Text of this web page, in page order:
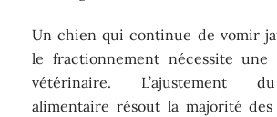
Un chien qui continue de vomir
le fractionnement nécessite une
vétérinaire. L’ajustement
alimentaire résout la majorité des